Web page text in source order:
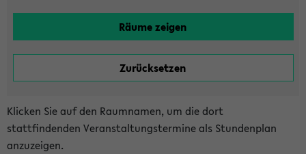
Klicken Sie auf den Raumnamen, um die dort
stattfindenden Veranstaltungstermine als Stundenplan
anzuzeigen.